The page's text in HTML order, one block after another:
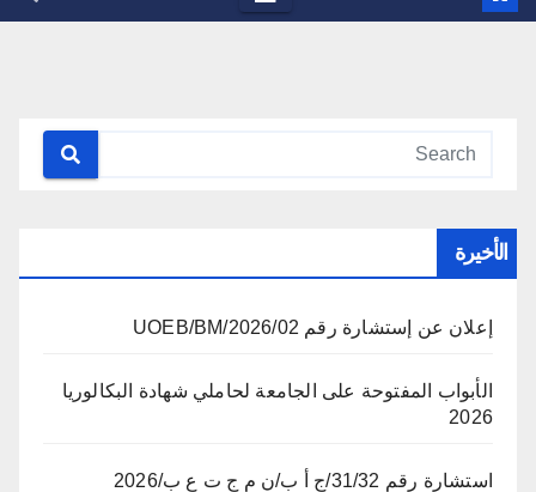
الأخيرة
إعلان عن إستشارة رقم 02/UOEB/BM/2026
الأبواب المفتوحة على الجامعة لحاملي شهادة البكالوريا
2026
استشارة رقم 31/32/ج أ ب/ن م ج ت ع ب/2026